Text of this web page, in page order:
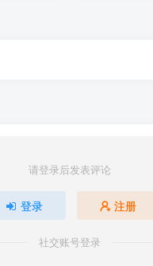
请登录后发表评论
登录 注册
社交账号登录